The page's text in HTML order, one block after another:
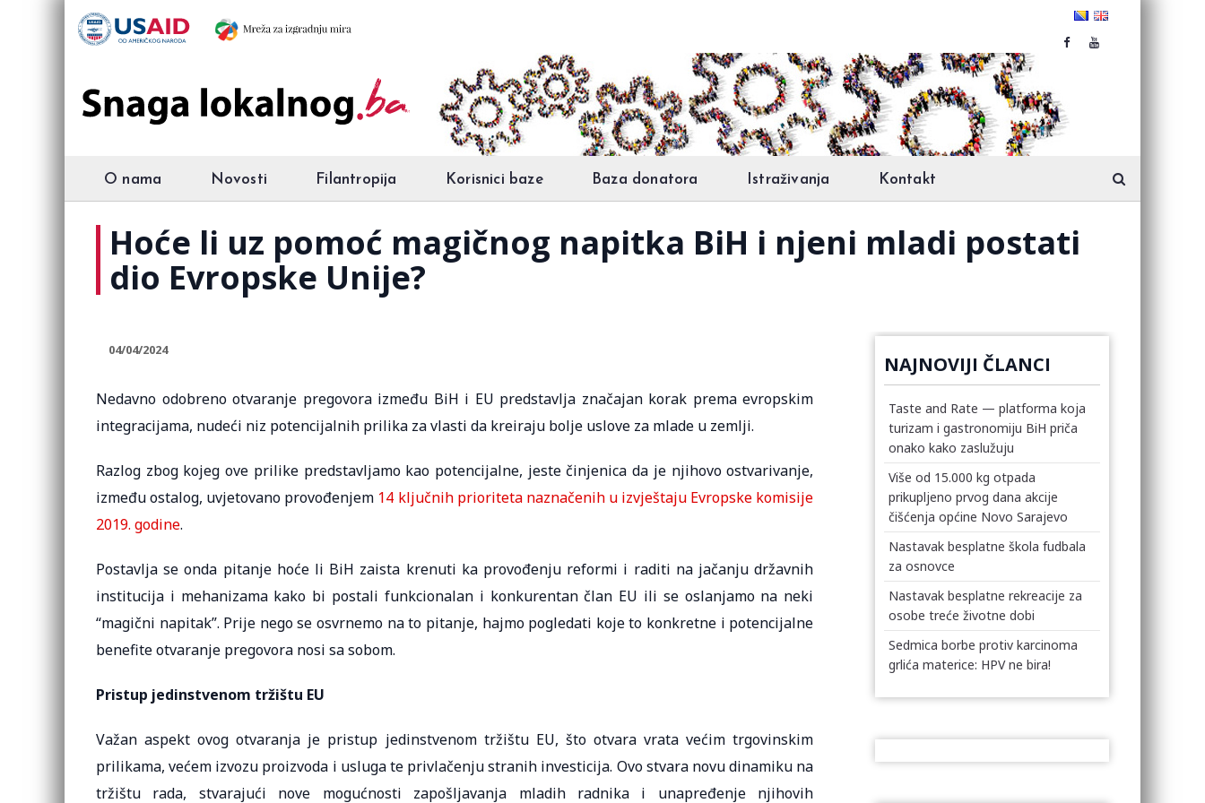
O nama Novosti Filantropija Korisnici baze Baza donatora Istraživanja Kontakt
Hoće li uz pomoć magičnog napitka BiH i njeni mladi postati
dio Evropske Unije?
04/04/2024
Nedavno odobreno otvaranje pregovora između BiH i EU predstavlja značajan korak prema evropskim
integracijama, nudeći niz potencijalnih prilika za vlasti da kreiraju bolje uslove za mlade u zemlji.
Razlog zbog kojeg ove prilike predstavljamo kao potencijalne, jeste činjenica da je njihovo ostvarivanje,
između ostalog, uvjetovano provođenjem 14 ključnih prioriteta naznačenih u izvještaju Evropske komisije
2019. godine.
Postavlja se onda pitanje hoće li BiH zaista krenuti ka provođenju reformi i raditi na jačanju državnih
institucija i mehanizama kako bi postali funkcionalan i konkurentan član EU ili se oslanjamo na neki
“magični napitak”. Prije nego se osvrnemo na to pitanje, hajmo pogledati koje to konkretne i potencijalne
benefite otvaranje pregovora nosi sa sobom.
Pristup jedinstvenom tržištu EU
Važan aspekt ovog otvaranja je pristup jedinstvenom tržištu EU, što otvara vrata većim trgovinskim
prilikama, većem izvozu proizvoda i usluga te privlačenju stranih investicija. Ovo stvara novu dinamiku na
tržištu rada, stvarajući nove mogućnosti zapošljavanja mladih radnika i unapređenje njihovih
NAJNOVIJI ČLANCI
Taste and Rate — platforma koja
turizam i gastronomiju BiH priča
onako kako zaslužuju
Više od 15.000 kg otpada
prikupljeno prvog dana akcije
čišćenja općine Novo Sarajevo
Nastavak besplatne škola fudbala
za osnovce
Nastavak besplatne rekreacije za
osobe treće životne dobi
Sedmica borbe protiv karcinoma
grlića materice: HPV ne bira!